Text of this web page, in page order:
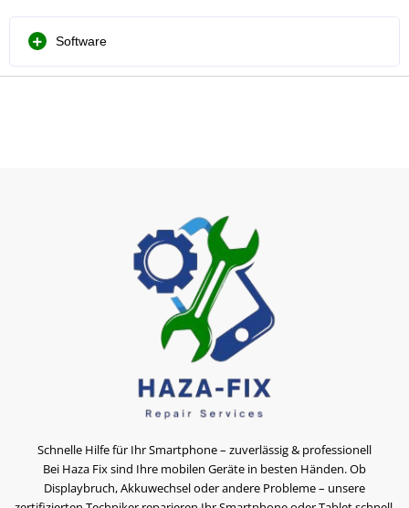
Software
Schnelle Hilfe für Ihr Smartphone – zuverlässig & professionell
Bei Haza Fix sind Ihre mobilen Geräte in besten Händen. Ob
Displaybruch, Akkuwechsel oder andere Probleme – unsere